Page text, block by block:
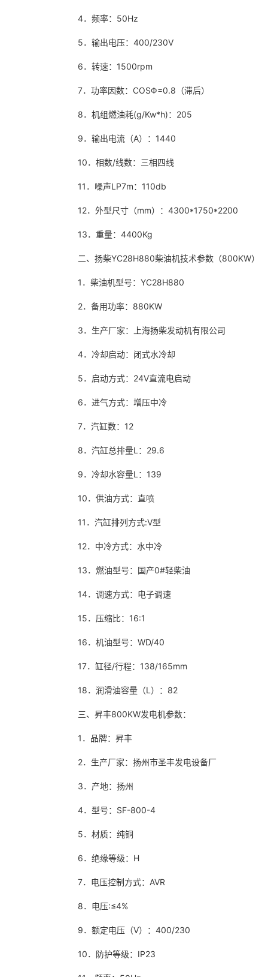
4．频率：50Hz
5．输出电压：400/230V
6．转速：1500rpm
7．功率因数：COSΦ=0.8（滞后）
8．机组燃油耗(g/Kw*h)：205
9．输出电流（A）：1440
10．相数/线数：三相四线
11．噪声LP7m：110db
12．外型尺寸（mm）：4300*1750*2200
13．重量：4400Kg
二、扬柴YC28H880柴油机技术参数（800KW）
1．柴油机型号：YC28H880
2．备用功率：880KW
3．生产厂家：上海扬柴发动机有限公司
4．冷却启动：闭式水冷却
5．启动方式：24V直流电启动
6．进气方式：增压中冷
7．汽缸数：12
8．汽缸总排量L：29.6
9．冷却水容量L：139
10．供油方式：直喷
11．汽缸排列方式:V型
12．中冷方式：水中冷
13．燃油型号：国产0#轻柴油
14．调速方式：电子调速
15．压缩比：16:1
16．机油型号：WD/40
17．缸径/行程：138/165mm
18．润滑油容量（L）：82
三、昇丰800KW发电机参数：
1．品牌：昇丰
2．生产厂家：扬州市圣丰发电设备厂
3．产地：扬州
4．型号：SF-800-4
5．材质：纯铜
6．绝缘等级：H
7．电压控制方式：AVR
8．电压:≤4%
9．额定电压（V）：400/230
10．防护等级：IP23